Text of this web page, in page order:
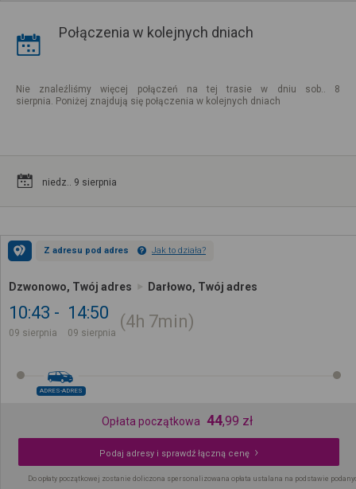
Połączenia w kolejnych dniach
Nie znaleźliśmy więcej połączeń na tej trasie w dniu sob.. 8
sierpnia. Poniżej znajdują się połączenia w kolejnych dniach
niedz.. 9 sierpnia
Z adresu pod adres Jak to działa?
Dzwonowo, Twój adres Darłowo, Twój adres
10:43
09 sierpnia
14:50
09 sierpnia
4h 7min
ADRES-ADRES
Opłata początkowa 44,99 zł
Podaj adresy i sprawdź łączną cenę
Do opłaty początkowej zostanie doliczona spersonalizowana opłata ustalana na podstawie